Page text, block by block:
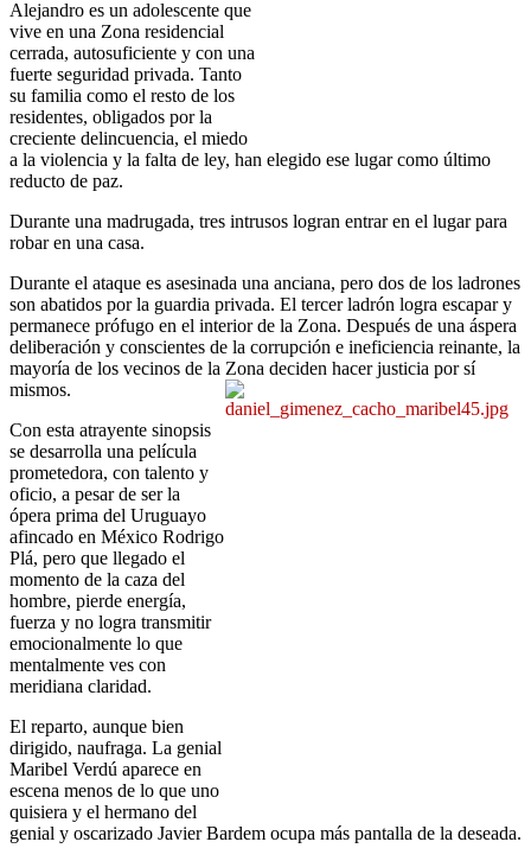
Alejandro es un adolescente que
vive en una Zona residencial
cerrada, autosuficiente y con una
fuerte seguridad privada. Tanto
su familia como el resto de los
residentes, obligados por la
creciente delincuencia, el miedo
a la violencia y la falta de ley, han elegido ese lugar como último
reducto de paz.
Durante una madrugada, tres intrusos logran entrar en el lugar para
robar en una casa.
Durante el ataque es asesinada una anciana, pero dos de los ladrones
son abatidos por la guardia privada. El tercer ladrón logra escapar y
permanece prófugo en el interior de la Zona. Después de una áspera
deliberación y conscientes de la corrupción e ineficiencia reinante, la
mayoría de los vecinos de la Zona deciden hacer justicia por sí
mismos.
Con esta atrayente sinopsis
se desarrolla una película
prometedora, con talento y
oficio, a pesar de ser la
ópera prima del Uruguayo
afincado en México Rodrigo
Plá, pero que llegado el
momento de la caza del
hombre, pierde energía,
fuerza y no logra transmitir
emocionalmente lo que
mentalmente ves con
meridiana claridad.
El reparto, aunque bien
dirigido, naufraga. La genial
Maribel Verdú aparece en
escena menos de lo que uno
quisiera y el hermano del
genial y oscarizado Javier Bardem ocupa más pantalla de la deseada.